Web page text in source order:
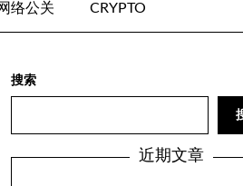
络公关 CRYPTO
搜索
近期文章